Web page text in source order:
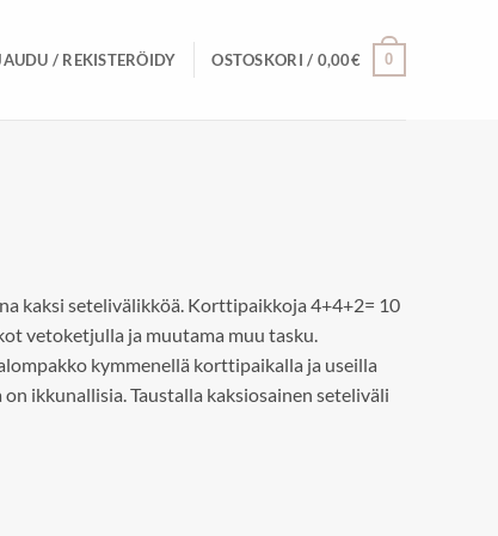
/ REKISTERÖIDY OSTOSKORI / 0,00€ 0
kaksi setelivälikköä. Korttipaikkoja 4+4+2= 10
vetoketjulla ja muutama muu tasku.
kymmenellä korttipaikalla ja useilla
ikkunallisia. Taustalla kaksiosainen seteliväli